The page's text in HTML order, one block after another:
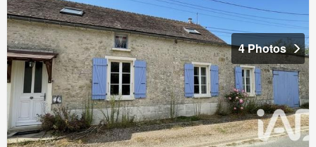
4 Photos